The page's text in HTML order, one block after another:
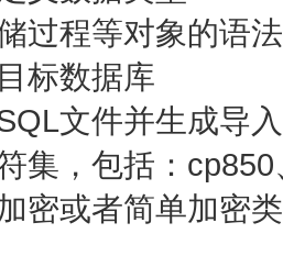
过程等对象的语法
标数据库
文件并生成导
集，包括：
密或者简单加密